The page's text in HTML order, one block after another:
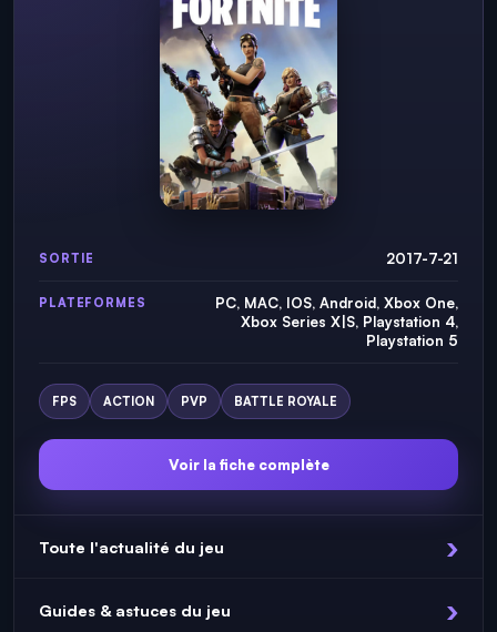
SORTIE 2017-7-21
PLATEFORMES
PC, MAC, IOS, Android, Xbox One,
Xbox Series X|S, Playstation 4,
Playstation 5
FPS ACTION PVP BATTLE ROYALE
Voir la fiche complète
Toute l'actualité du jeu
Guides & astuces du jeu